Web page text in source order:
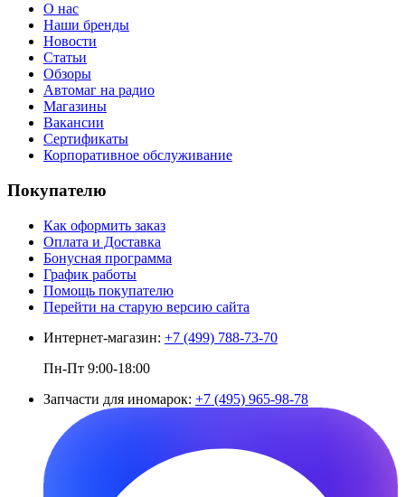
О нас
Наши бренды
Новости
Статьи
Обзоры
Автомаг на радио
Магазины
Вакансии
Сертификаты
Корпоративное обслуживание
Покупателю
Как оформить заказ
Оплата и Доставка
Бонусная программа
График работы
Помощь покупателю
Перейти на старую версию сайта
Интернет-магазин: +7 (499) 788-73-70
Пн-Пт 9:00-18:00
Запчасти для иномарок: +7 (495) 965-98-78